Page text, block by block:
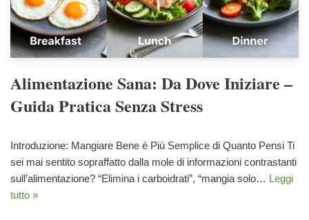
Alimentazione Sana: Da Dove Iniziare –
Guida Pratica Senza Stress
Introduzione: Mangiare Bene è Più Semplice di Quanto Pensi Ti
sei mai sentito sopraffatto dalla mole di informazioni contrastanti
sull’alimentazione? “Elimina i carboidrati”, “mangia solo… Leggi
tutto »